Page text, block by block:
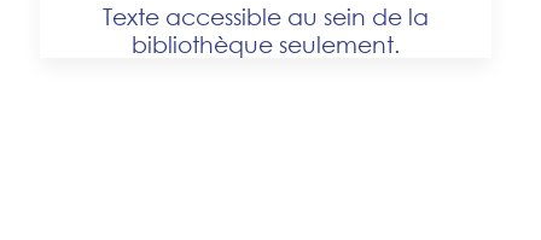
Texte accessible au sein de la
bibliothèque seulement.